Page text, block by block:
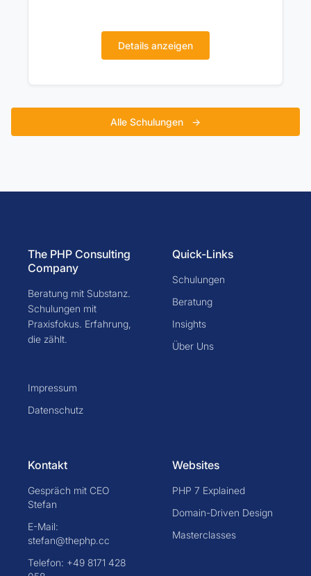
Details anzeigen
Alle Schulungen →
The PHP Consulting
Company
Beratung mit Substanz.
Schulungen mit
Praxisfokus. Erfahrung,
die zählt.
Impressum
Datenschutz
Quick-Links
Schulungen
Beratung
Insights
Über Uns
Kontakt
Gespräch mit CEO
Stefan
E-Mail:
stefan@thephp.cc
Telefon: +49 8171 428
Websites
PHP 7 Explained
Domain-Driven Design
Masterclasses